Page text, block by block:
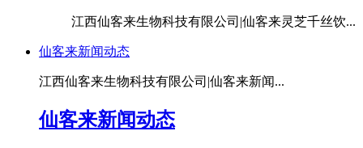
江西仙客来生物科技有限公司|仙客来灵芝千丝饮...
仙客来新闻动态
江西仙客来生物科技有限公司|仙客来新闻...
仙客来新闻动态